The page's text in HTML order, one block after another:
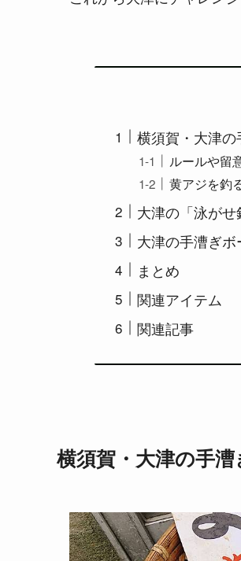
横須賀・大津
ルールや留
黄アジを釣
大津の「泳が
大津の手漕ぎ
まとめ
関連アイテム
関連記事
横須賀・大津の手